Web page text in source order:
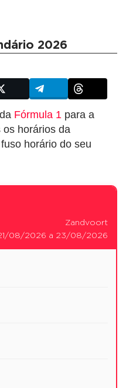
2026
Fórmula 1 para a
os horários da
horário do seu
Zandvoort
08/2026 a 23/08/2026